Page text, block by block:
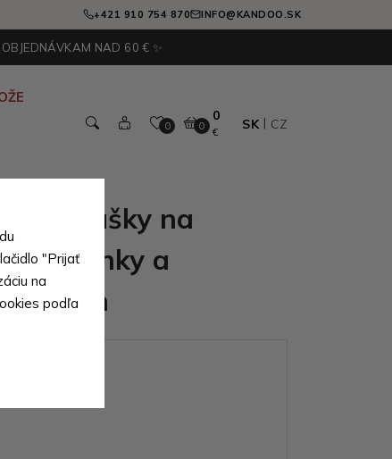
+421 910 754 870 INFO@KANDOO.SK
NAD 60 € ✨
0 0
0
€
SK CZ
tašky na
a
"Prijať
na
podľa